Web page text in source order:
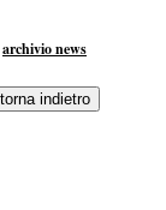
archivio news